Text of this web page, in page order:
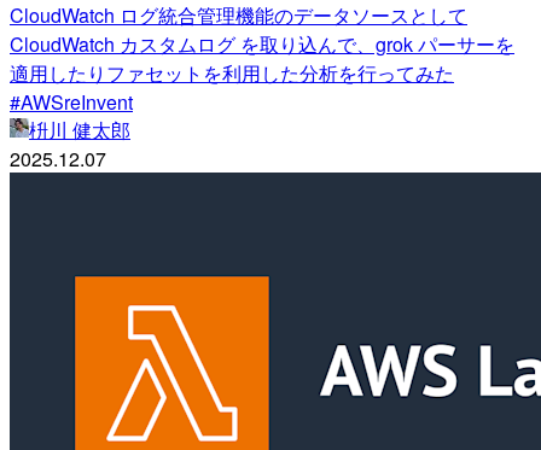
CloudWatch ログ統合管理機能のデータソースとして
CloudWatch カスタムログ を取り込んで、grok パーサーを
適用したりファセットを利用した分析を行ってみた
#AWSreInvent
枡川 健太郎
2025.12.07